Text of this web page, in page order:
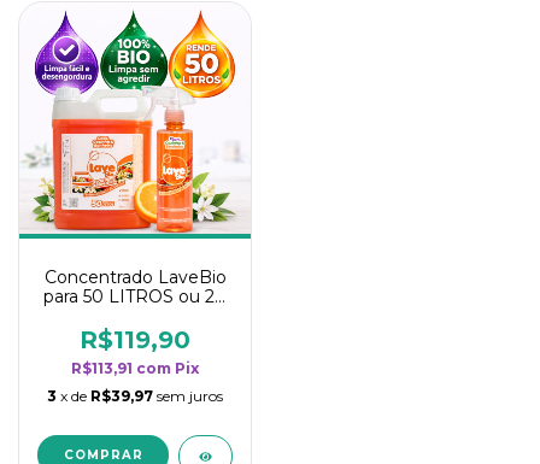
Concentrado LaveBio
para 50 LITROS ou 20
rendimento da
categoria - Flor de
Laranjeira
R$119,90
R$113,91 com Pix
3 x de R$39,97 sem juros